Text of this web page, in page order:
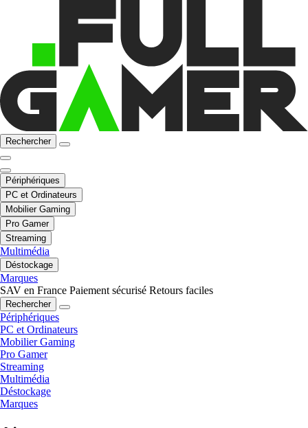
Rechercher
Périphériques
PC et Ordinateurs
Mobilier Gaming
Pro Gamer
Streaming
Multimédia
Déstockage
Marques
SAV en France Paiement sécurisé Retours faciles
Rechercher
Périphériques
PC et Ordinateurs
Mobilier Gaming
Pro Gamer
Streaming
Multimédia
Déstockage
Marques